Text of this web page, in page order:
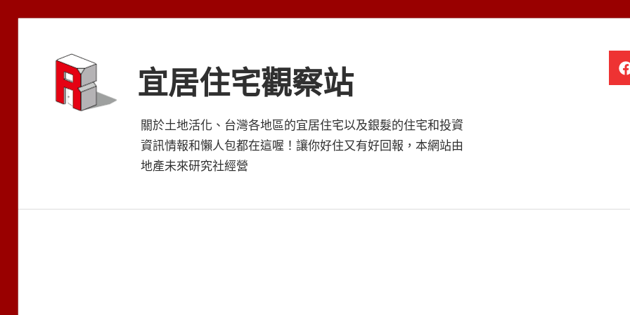
宜居住宅觀察站
關於土地活化、台灣各地區的宜居住宅以及銀髮的住宅和投資
資訊情報和懶人包都在這喔！讓你好住又有好回報，本網站由
地產未來研究社經營
銀
髮
住